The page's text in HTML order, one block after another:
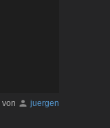
von juergen